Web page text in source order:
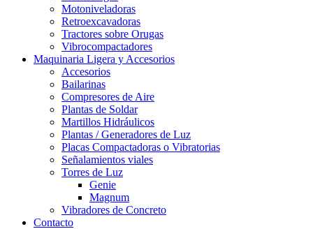
Motoniveladoras
Retroexcavadoras
Tractores sobre Orugas
Vibrocompactadores
Maquinaria Ligera y Accesorios
Accesorios
Bailarinas
Compresores de Aire
Plantas de Soldar
Martillos Hidráulicos
Plantas / Generadores de Luz
Placas Compactadoras o Vibratorias
Señalamientos viales
Torres de Luz
Genie
Magnum
Vibradores de Concreto
Contacto